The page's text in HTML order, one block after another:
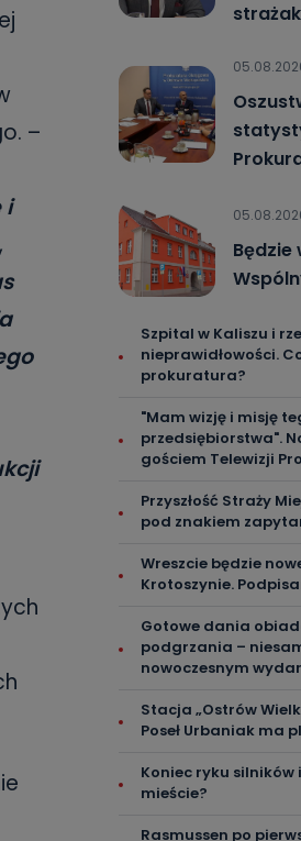
–
i
Będzie
Szpital w Kaliszu i
nieprawidłowości.
prokuratura?
"Mam wizję i misję
przedsiębiorstwa".
gościem Telewizji
Przyszłość Straży
pod znakiem
Wreszcie będzie
Krotoszynie.
Gotowe dania
podgrzania –
nowoczesnym
Stacja „Ostrów
Poseł Urbaniak ma
Koniec ryku silników
mieście?
Rasmussen po